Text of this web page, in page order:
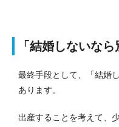
「結婚しないな
最終手段として、「結婚
あります。
出産することを考えて、